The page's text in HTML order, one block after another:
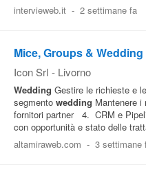
intervieweb.it - 2 settimane fa
Mice, Groups &
Icon Srl - Livorno
Wedding Gestire le richieste e
segmento wedding Mantenere i
fornitori partner 4. CRM e
con opportunità e stato delle
altamiraweb.com - 3 settimane